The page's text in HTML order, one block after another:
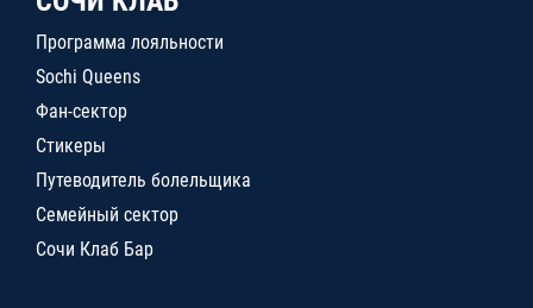
Программа лояльности
Sochi Queens
Фан-сектор
Стикеры
Путеводитель болельщика
Семейный сектор
Сочи Клаб Бар